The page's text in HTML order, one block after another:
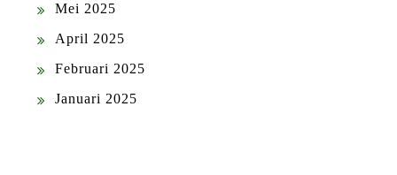
Mei 2025
April 2025
Februari 2025
Januari 2025